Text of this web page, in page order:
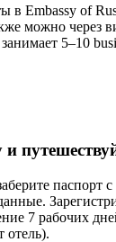
в Embassy of
можно через
5–10
паспорт
7 рабочих
отель).